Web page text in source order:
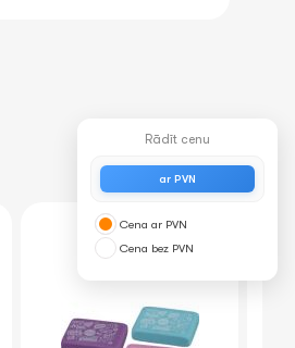
Rādīt cenu
ar PVN
Cena ar PVN
Cena bez PVN